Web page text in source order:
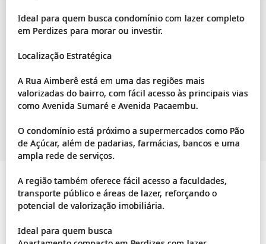
Ideal para quem busca condomínio com lazer completo
em Perdizes para morar ou investir.
Localização Estratégica
A Rua Aimberê está em uma das regiões mais
valorizadas do bairro, com fácil acesso às principais vias
como Avenida Sumaré e Avenida Pacaembu.
O condomínio está próximo a supermercados como Pão
de Açúcar, além de padarias, farmácias, bancos e uma
ampla rede de serviços.
A região também oferece fácil acesso a faculdades,
transporte público e áreas de lazer, reforçando o
potencial de valorização imobiliária.
Ideal para quem busca